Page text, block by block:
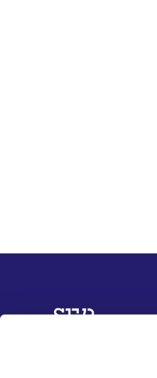
Overige informatie